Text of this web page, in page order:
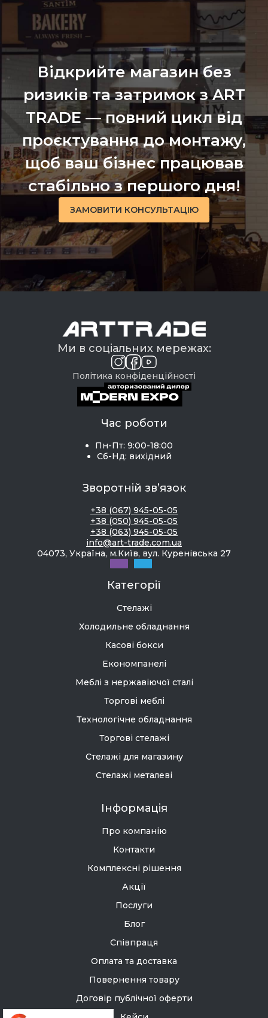
Відкрийте магазин без
ризиків та затримок з ART
TRADE — повний цикл від
проєктування до монтажу,
щоб ваш бізнес працював
стабільно з першого дня!
ЗАМОВИТИ КОНСУЛЬТАЦІЮ
Ми в соціальних мережах:
Політика конфіденційності
Час роботи
Пн-Пт: 9:00-18:00
Сб-Нд: вихідний
Зворотній зв’язок
+38 (067) 945-05-05
+38 (050) 945-05-05
+38 (063) 945-05-05
info@art-trade.com.ua
04073, Україна, м.Київ, вул. Куренівська 27
Категорії
Стелажі
Холодильне обладнання
Касові бокси
Економпанелі
Меблі з нержавіючої сталі
Торгові меблі
Технологічне обладнання
Торгові стелажі
Стелажі для магазину
Стелажі металеві
Інформація
Про компанію
Контакти
Комплексні рішення
Акції
Послуги
Блог
Співпраця
Оплата та доставка
Повернення товару
Договір публічної оферти